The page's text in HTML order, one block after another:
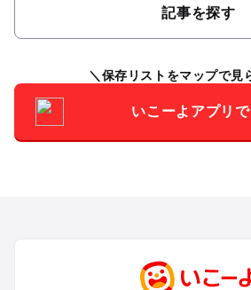
記事を探す
保存リストをマップで見
いこーよアプリ